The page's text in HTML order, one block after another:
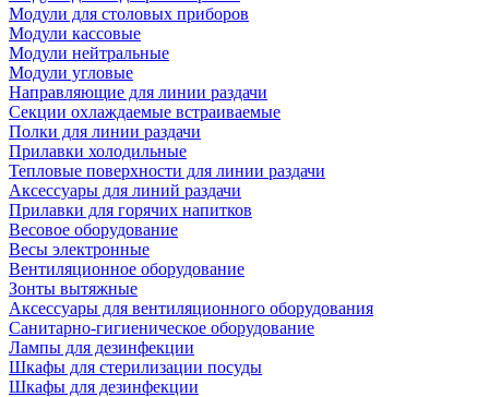
Модули для столовых приборов
Модули кассовые
Модули нейтральные
Модули угловые
Направляющие для линии раздачи
Секции охлаждаемые встраиваемые
Полки для линии раздачи
Прилавки холодильные
Тепловые поверхности для линии раздачи
Аксессуары для линий раздачи
Прилавки для горячих напитков
Весовое оборудование
Весы электронные
Вентиляционное оборудование
Зонты вытяжные
Аксессуары для вентиляционного оборудования
Санитарно-гигиеническое оборудование
Лампы для дезинфекции
Шкафы для стерилизации посуды
Шкафы для дезинфекции